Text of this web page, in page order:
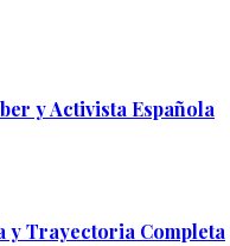
y Activista Española
y Trayectoria Completa